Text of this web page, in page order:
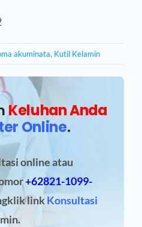
akuminata, Kutil Kelamin
Keluhan Anda
Online.
online atau
+62821-1099-
linkKonsultasi